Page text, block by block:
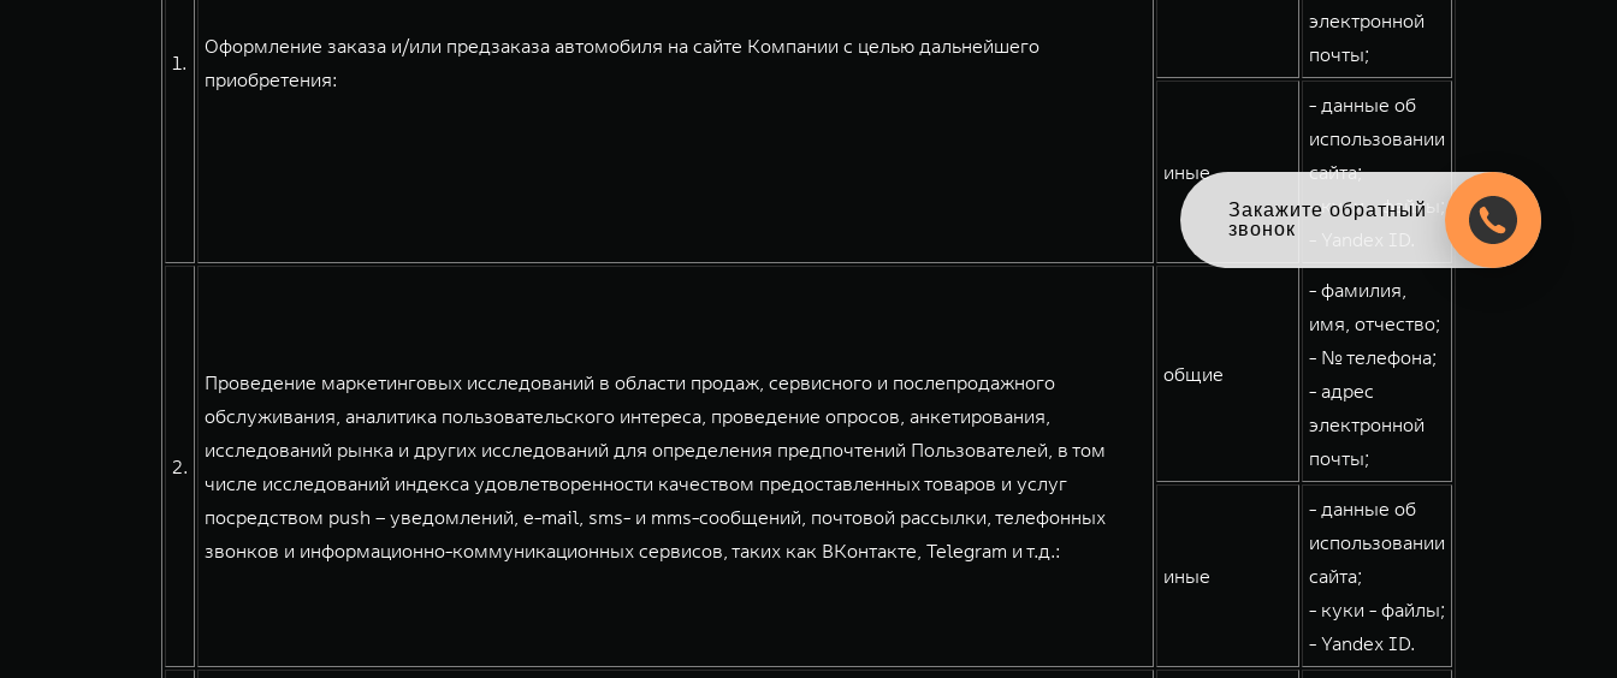
1.
Оформление заказа и/или предзаказа автомобиля на сайте Компании с целью дальнейшего
приобретения:
электронной
почты;
иные
- данные об
использовании
сайта;
- куки - файлы;
- Yandex ID.
2.
Проведение маркетинговых исследований в области продаж, сервисного и послепродажного
обслуживания, аналитика пользовательского интереса, проведение опросов, анкетирования,
исследований рынка и других исследований для определения предпочтений Пользователей, в том
числе исследований индекса удовлетворенности качеством предоставленных товаров и услуг
посредством push – уведомлений, e-mail, sms- и mms-сообщений, почтовой рассылки, телефонных
звонков и информационно-коммуникационных сервисов, таких как ВКонтакте, Telegram и т.д.:
общие
- фамилия,
имя, отчество;
- № телефона;
- адрес
электронной
почты;
иные
- данные об
использовании
сайта;
- куки - файлы;
- Yandex ID.
Оцените свой авто
в обмен на новый